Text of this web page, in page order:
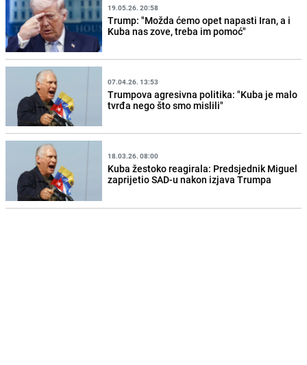
19.05.26. 20:58
Trump: "Možda ćemo opet napasti Iran, a i
Kuba nas zove, treba im pomoć"
07.04.26. 13:53
Trumpova agresivna politika: "Kuba je malo
tvrđa nego što smo mislili"
18.03.26. 08:00
Kuba žestoko reagirala: Predsjednik Miguel
zaprijetio SAD-u nakon izjava Trumpa